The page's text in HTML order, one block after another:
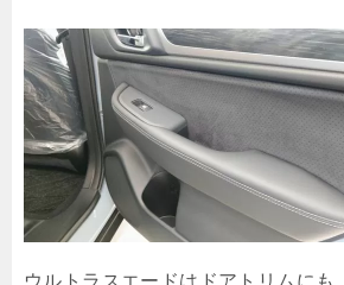
ウルトラスエードはドアトリムにも。